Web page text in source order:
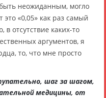
неожиданным, могло
это «0,05» как раз самый
отсутствие каких-то
аргументов, я
то, что мне просто
шаг за шагом,
медицины, от